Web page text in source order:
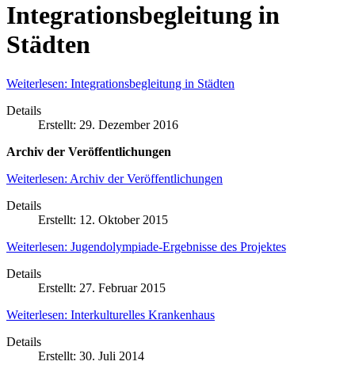
Integrationsbegleitung in
Städten
Weiterlesen: Integrationsbegleitung in Städten
Details
Erstellt: 29. Dezember 2016
Archiv der Veröffentlichungen
Weiterlesen: Archiv der Veröffentlichungen
Details
Erstellt: 12. Oktober 2015
Weiterlesen: Jugendolympiade-Ergebnisse des Projektes
Details
Erstellt: 27. Februar 2015
Weiterlesen: Interkulturelles Krankenhaus
Details
Erstellt: 30. Juli 2014